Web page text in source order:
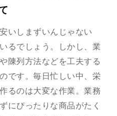
いしまずいんじゃない
るでしょう。しかし、業
陳列方法などを工夫する
です。毎日忙しい中、栄
るのは大変な作業。業務
にぴったりな商品がたく